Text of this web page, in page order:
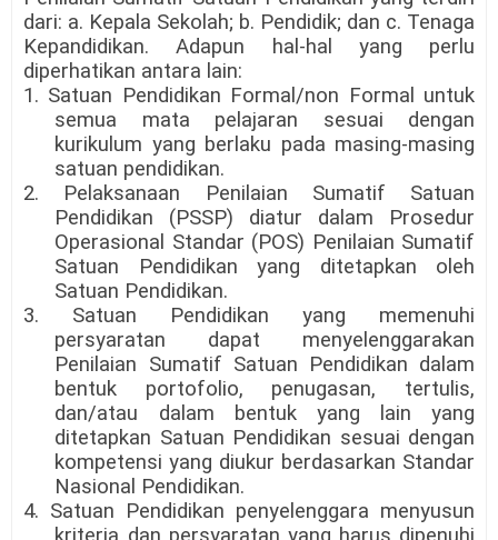
dari: a. Kepala Sekolah; b. Pendidik; dan c. Tenaga
Kepandidikan. Adapun hal-hal yang perlu
diperhatikan antara lain:
1. Satuan Pendidikan Formal/non Formal untuk
semua mata pelajaran sesuai dengan
kurikulum yang berlaku pada masing-masing
satuan pendidikan.
2. Pelaksanaan Penilaian Sumatif Satuan
Pendidikan (PSSP) diatur dalam Prosedur
Operasional Standar (POS) Penilaian Sumatif
Satuan Pendidikan yang ditetapkan oleh
Satuan Pendidikan.
3. Satuan Pendidikan yang memenuhi
persyaratan dapat menyelenggarakan
Penilaian Sumatif Satuan Pendidikan dalam
bentuk portofolio, penugasan, tertulis,
dan/atau dalam bentuk yang lain yang
ditetapkan Satuan Pendidikan sesuai dengan
kompetensi yang diukur berdasarkan Standar
Nasional Pendidikan.
4. Satuan Pendidikan penyelenggara menyusun